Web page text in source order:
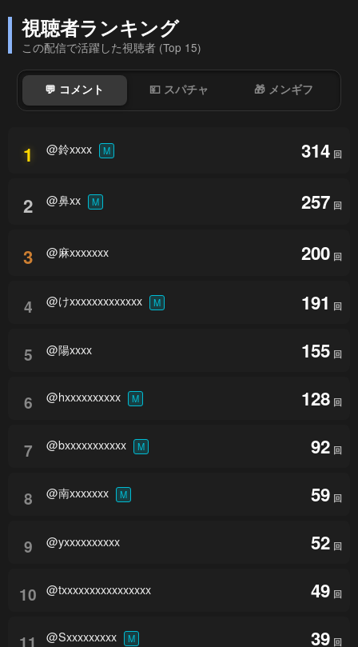
視聴者ランキング
この配信で活躍した視聴者 (Top 15)
💬 コメント 💴 スパチャ 🎁 メンギフ
1 @鈴xxxx M 314 回
2 @鼻xx M 257 回
3 @麻xxxxxxx 200 回
4 @けxxxxxxxxxxxxx M 191 回
5 @陽xxxx 155 回
6 @hxxxxxxxxxx M 128 回
7 @bxxxxxxxxxxx M 92 回
8 @南xxxxxxx M 59 回
9 @yxxxxxxxxxx 52 回
10 @txxxxxxxxxxxxxxxx 49 回
11 @Sxxxxxxxxx M 39 回